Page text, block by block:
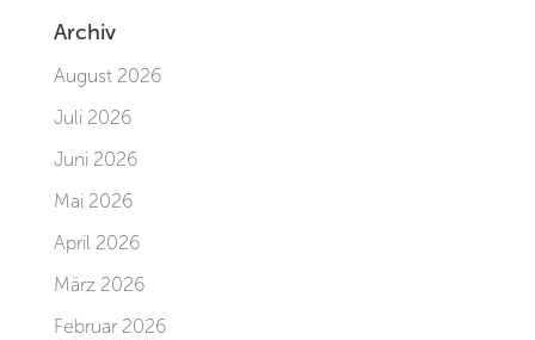
Archiv
August 2026
Juli 2026
Juni 2026
Mai 2026
April 2026
März 2026
Februar 2026